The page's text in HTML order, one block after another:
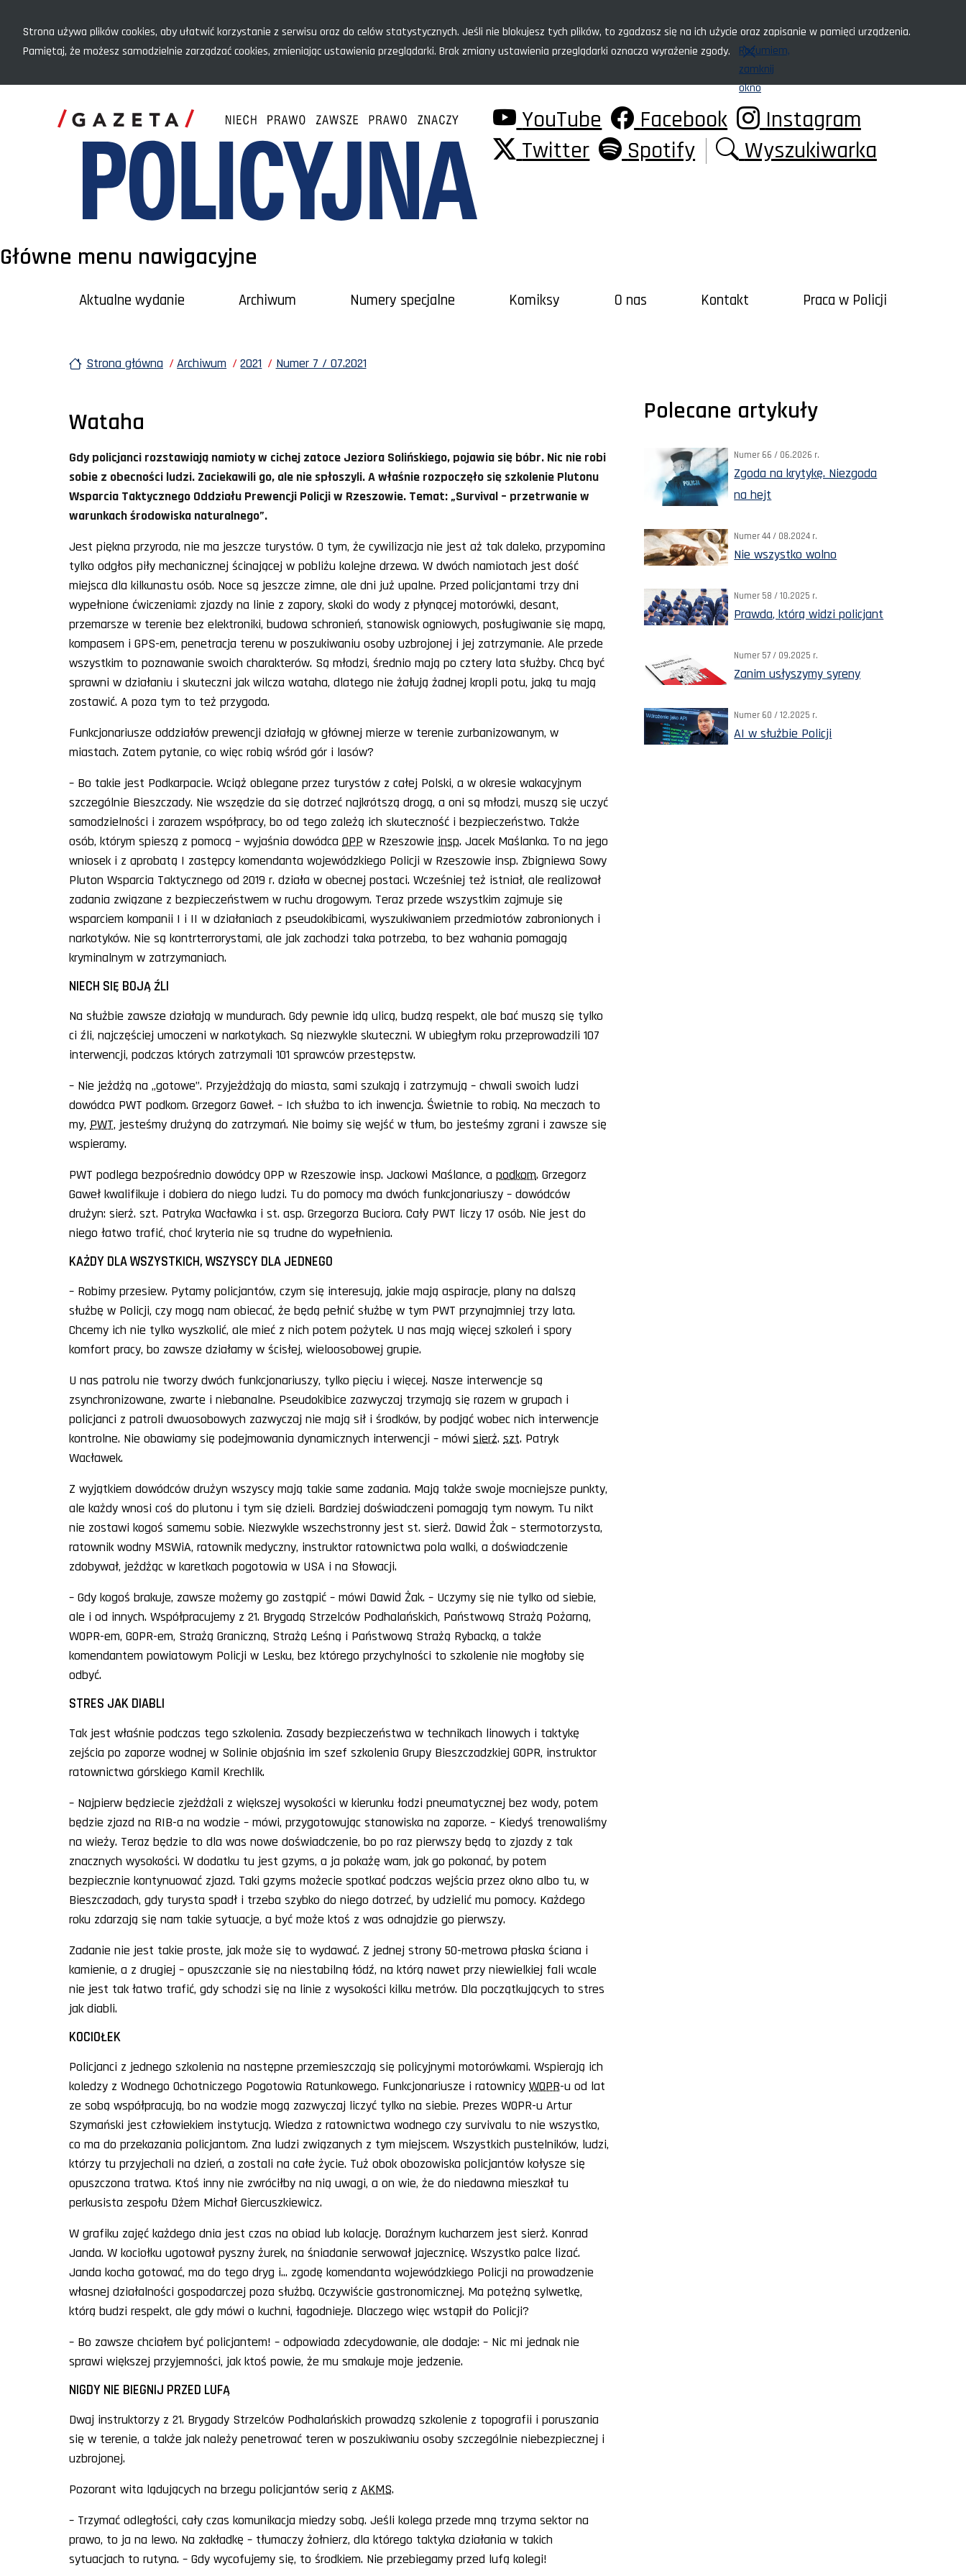
Strona używa plików cookies, aby ułatwić korzystanie z serwisu oraz do celów statystycznych. Jeśli nie blokujesz tych plików, to zgadzasz się na ich użycie oraz zapisanie w pamięci urządzenia.
Pamiętaj, że możesz samodzielnie zarządzać cookies, zmieniając ustawienia przeglądarki. Brak zmiany ustawienia przeglądarki oznacza wyrażenie zgody.
Rozumiem,
zamknij
okno
YouTube Facebook
Instagram
Twitter
Spotify Wyszukiwarka
Główne menu nawigacyjne
Aktualne wydanie Archiwum Numery specjalne Komiksy O nas Kontakt Praca w Policji
Strona główna Archiwum 2021 Numer 7 / 07.2021
Wataha
Gdy policjanci rozstawiają namioty w cichej zatoce Jeziora Solińskiego, pojawia się bóbr. Nic nie robi
sobie z obecności ludzi. Zaciekawili go, ale nie spłoszyli. A właśnie rozpoczęło się szkolenie Plutonu
Wsparcia Taktycznego Oddziału Prewencji Policji w Rzeszowie. Temat: „Survival – przetrwanie w
warunkach środowiska naturalnego”.
Jest piękna przyroda, nie ma jeszcze turystów. O tym, że cywilizacja nie jest aż tak daleko, przypomina
tylko odgłos piły mechanicznej ścinającej w pobliżu kolejne drzewa. W dwóch namiotach jest dość
miejsca dla kilkunastu osób. Noce są jeszcze zimne, ale dni już upalne. Przed policjantami trzy dni
wypełnione ćwiczeniami: zjazdy na linie z zapory, skoki do wody z płynącej motorówki, desant,
przemarsze w terenie bez elektroniki, budowa schronień, stanowisk ogniowych, posługiwanie się mapą,
kompasem i GPS-em, penetracja terenu w poszukiwaniu osoby uzbrojonej i jej zatrzymanie. Ale przede
wszystkim to poznawanie swoich charakterów. Są młodzi, średnio mają po cztery lata służby. Chcą być
sprawni w działaniu i skuteczni jak wilcza wataha, dlatego nie żałują żadnej kropli potu, jaką tu mają
zostawić. A poza tym to też przygoda.
Funkcjonariusze oddziałów prewencji działają w głównej mierze w terenie zurbanizowanym, w
miastach. Zatem pytanie, co więc robią wśród gór i lasów?
– Bo takie jest Podkarpacie. Wciąż oblegane przez turystów z całej Polski, a w okresie wakacyjnym
szczególnie Bieszczady. Nie wszędzie da się dotrzeć najkrótszą drogą, a oni są młodzi, muszą się uczyć
samodzielności i zarazem współpracy, bo od tego zależą ich skuteczność i bezpieczeństwo. Także
osób, którym spieszą z pomocą – wyjaśnia dowódca OPP w Rzeszowie insp. Jacek Maślanka. To na jego
wniosek i z aprobatą I zastępcy komendanta wojewódzkiego Policji w Rzeszowie insp. Zbigniewa Sowy
Pluton Wsparcia Taktycznego od 2019 r. działa w obecnej postaci. Wcześniej też istniał, ale realizował
zadania związane z bezpieczeństwem w ruchu drogowym. Teraz przede wszystkim zajmuje się
wsparciem kompanii I i II w działaniach z pseudokibicami, wyszukiwaniem przedmiotów zabronionych i
narkotyków. Nie są kontrterrorystami, ale jak zachodzi taka potrzeba, to bez wahania pomagają
kryminalnym w zatrzymaniach.
NIECH SIĘ BOJĄ ŹLI
Na służbie zawsze działają w mundurach. Gdy pewnie idą ulicą, budzą respekt, ale bać muszą się tylko
ci źli, najczęściej umoczeni w narkotykach. Są niezwykle skuteczni. W ubiegłym roku przeprowadzili 107
interwencji, podczas których zatrzymali 101 sprawców przestępstw.
– Nie jeżdżą na „gotowe”. Przyjeżdżają do miasta, sami szukają i zatrzymują – chwali swoich ludzi
dowódca PWT podkom. Grzegorz Gaweł. – Ich służba to ich inwencja. Świetnie to robią. Na meczach to
my, PWT, jesteśmy drużyną do zatrzymań. Nie boimy się wejść w tłum, bo jesteśmy zgrani i zawsze się
wspieramy.
PWT podlega bezpośrednio dowódcy OPP w Rzeszowie insp. Jackowi Maślance, a podkom. Grzegorz
Gaweł kwalifikuje i dobiera do niego ludzi. Tu do pomocy ma dwóch funkcjonariuszy – dowódców
drużyn: sierż. szt. Patryka Wacławka i st. asp. Grzegorza Buciora. Cały PWT liczy 17 osób. Nie jest do
niego łatwo trafić, choć kryteria nie są trudne do wypełnienia.
KAŻDY DLA WSZYSTKICH, WSZYSCY DLA JEDNEGO
– Robimy przesiew. Pytamy policjantów, czym się interesują, jakie mają aspiracje, plany na dalszą
służbę w Policji, czy mogą nam obiecać, że będą pełnić służbę w tym PWT przynajmniej trzy lata.
Chcemy ich nie tylko wyszkolić, ale mieć z nich potem pożytek. U nas mają więcej szkoleń i spory
komfort pracy, bo zawsze działamy w ścisłej, wieloosobowej grupie.
U nas patrolu nie tworzy dwóch funkcjonariuszy, tylko pięciu i więcej. Nasze interwencje są
zsynchronizowane, zwarte i niebanalne. Pseudokibice zazwyczaj trzymają się razem w grupach i
policjanci z patroli dwuosobowych zazwyczaj nie mają sił i środków, by podjąć wobec nich interwencje
kontrolne. Nie obawiamy się podejmowania dynamicznych interwencji – mówi sierż. szt. Patryk
Wacławek.
Z wyjątkiem dowódców drużyn wszyscy mają takie same zadania. Mają także swoje mocniejsze punkty,
ale każdy wnosi coś do plutonu i tym się dzieli. Bardziej doświadczeni pomagają tym nowym. Tu nikt
nie zostawi kogoś samemu sobie. Niezwykle wszechstronny jest st. sierż. Dawid Żak – stermotorzysta,
ratownik wodny MSWiA, ratownik medyczny, instruktor ratownictwa pola walki, a doświadczenie
zdobywał, jeżdżąc w karetkach pogotowia w USA i na Słowacji.
– Gdy kogoś brakuje, zawsze możemy go zastąpić – mówi Dawid Żak. – Uczymy się nie tylko od siebie,
ale i od innych. Współpracujemy z 21. Brygadą Strzelców Podhalańskich, Państwową Strażą Pożarną,
WOPR-em, GOPR-em, Strażą Graniczną, Strażą Leśną i Państwową Strażą Rybacką, a także
komendantem powiatowym Policji w Lesku, bez którego przychylności to szkolenie nie mogłoby się
odbyć.
STRES JAK DIABLI
Tak jest właśnie podczas tego szkolenia. Zasady bezpieczeństwa w technikach linowych i taktykę
zejścia po zaporze wodnej w Solinie objaśnia im szef szkolenia Grupy Bieszczadzkiej GOPR, instruktor
ratownictwa górskiego Kamil Krechlik.
– Najpierw będziecie zjeżdżali z większej wysokości w kierunku łodzi pneumatycznej bez wody, potem
będzie zjazd na RIB-a na wodzie – mówi, przygotowując stanowiska na zaporze. – Kiedyś trenowaliśmy
na wieży. Teraz będzie to dla was nowe doświadczenie, bo po raz pierwszy będą to zjazdy z tak
znacznych wysokości. W dodatku tu jest gzyms, a ja pokażę wam, jak go pokonać, by potem
bezpiecznie kontynuować zjazd. Taki gzyms możecie spotkać podczas wejścia przez okno albo tu, w
Bieszczadach, gdy turysta spadł i trzeba szybko do niego dotrzeć, by udzielić mu pomocy. Każdego
roku zdarzają się nam takie sytuacje, a być może ktoś z was odnajdzie go pierwszy.
Zadanie nie jest takie proste, jak może się to wydawać. Z jednej strony 50-metrowa płaska ściana i
kamienie, a z drugiej – opuszczanie się na niestabilną łódź, na którą nawet przy niewielkiej fali wcale
nie jest tak łatwo trafić, gdy schodzi się na linie z wysokości kilku metrów. Dla początkujących to stres
jak diabli.
KOCIOŁEK
Policjanci z jednego szkolenia na następne przemieszczają się policyjnymi motorówkami. Wspierają ich
koledzy z Wodnego Ochotniczego Pogotowia Ratunkowego. Funkcjonariusze i ratownicy WOPR-u od lat
ze sobą współpracują, bo na wodzie mogą zazwyczaj liczyć tylko na siebie. Prezes WOPR-u Artur
Szymański jest człowiekiem instytucją. Wiedza z ratownictwa wodnego czy survivalu to nie wszystko,
co ma do przekazania policjantom. Zna ludzi związanych z tym miejscem. Wszystkich pustelników, ludzi,
którzy tu przyjechali na dzień, a zostali na całe życie. Tuż obok obozowiska policjantów kołysze się
opuszczona tratwa. Ktoś inny nie zwróciłby na nią uwagi, a on wie, że do niedawna mieszkał tu
perkusista zespołu Dżem Michał Giercuszkiewicz.
W grafiku zajęć każdego dnia jest czas na obiad lub kolację. Doraźnym kucharzem jest sierż. Konrad
Janda. W kociołku ugotował pyszny żurek, na śniadanie serwował jajecznicę. Wszystko palce lizać.
Janda kocha gotować, ma do tego dryg i... zgodę komendanta wojewódzkiego Policji na prowadzenie
własnej działalności gospodarczej poza służbą. Oczywiście gastronomicznej. Ma potężną sylwetkę,
którą budzi respekt, ale gdy mówi o kuchni, łagodnieje. Dlaczego więc wstąpił do Policji?
– Bo zawsze chciałem być policjantem! – odpowiada zdecydowanie, ale dodaje: – Nic mi jednak nie
sprawi większej przyjemności, jak ktoś powie, że mu smakuje moje jedzenie.
NIGDY NIE BIEGNIJ PRZED LUFĄ
Dwaj instruktorzy z 21. Brygady Strzelców Podhalańskich prowadzą szkolenie z topografii i poruszania
się w terenie, a także jak należy penetrować teren w poszukiwaniu osoby szczególnie niebezpiecznej i
uzbrojonej.
Pozorant wita lądujących na brzegu policjantów serią z AKMS.
– Trzymać odległości, cały czas komunikacja miedzy sobą. Jeśli kolega przede mną trzyma sektor na
prawo, to ja na lewo. Na zakładkę – tłumaczy żołnierz, dla którego taktyka działania w takich
sytuacjach to rutyna. – Gdy wycofujemy się, to środkiem. Nie przebiegamy przed lufą kolegi!
Polecane artykuły
Numer 66 / 06.2026 r.
Zgoda na krytykę. Niezgoda
na hejt
Numer 44 / 08.2024 r.
Nie wszystko wolno
Numer 58 / 10.2025 r.
Prawda, którą widzi policjant
Numer 57 / 09.2025 r.
Zanim usłyszymy syreny
Numer 60 / 12.2025 r.
AI w służbie Policji